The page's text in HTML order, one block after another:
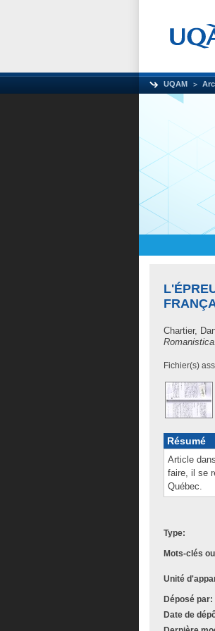
UQAM
Chartier,
Fichier(s)
Résumé
Article
faire, il se
Québec.
Type:
Mots-clés
Unité
Déposé par:
Date de